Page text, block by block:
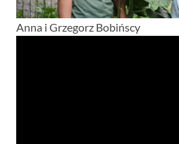
Anna i Grzegorz Bobińscy